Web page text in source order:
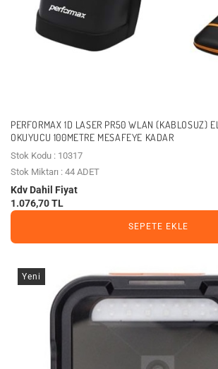
PERFORMAX 1D LASER PR50 WLAN (KABLOSUZ)
OKUYUCU 100METRE MESAFEYE KADAR
Stok Kodu : 10317
Stok Miktarı : 44 ADET
Kdv Dahil Fiyat
1.076,70 TL
SEPETE EKLE
Yeni